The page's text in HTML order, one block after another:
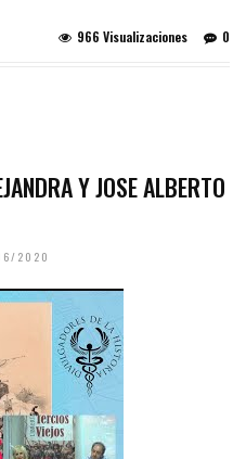
0
966 Visualizaciones
Y JOSE ALBERTO
2020